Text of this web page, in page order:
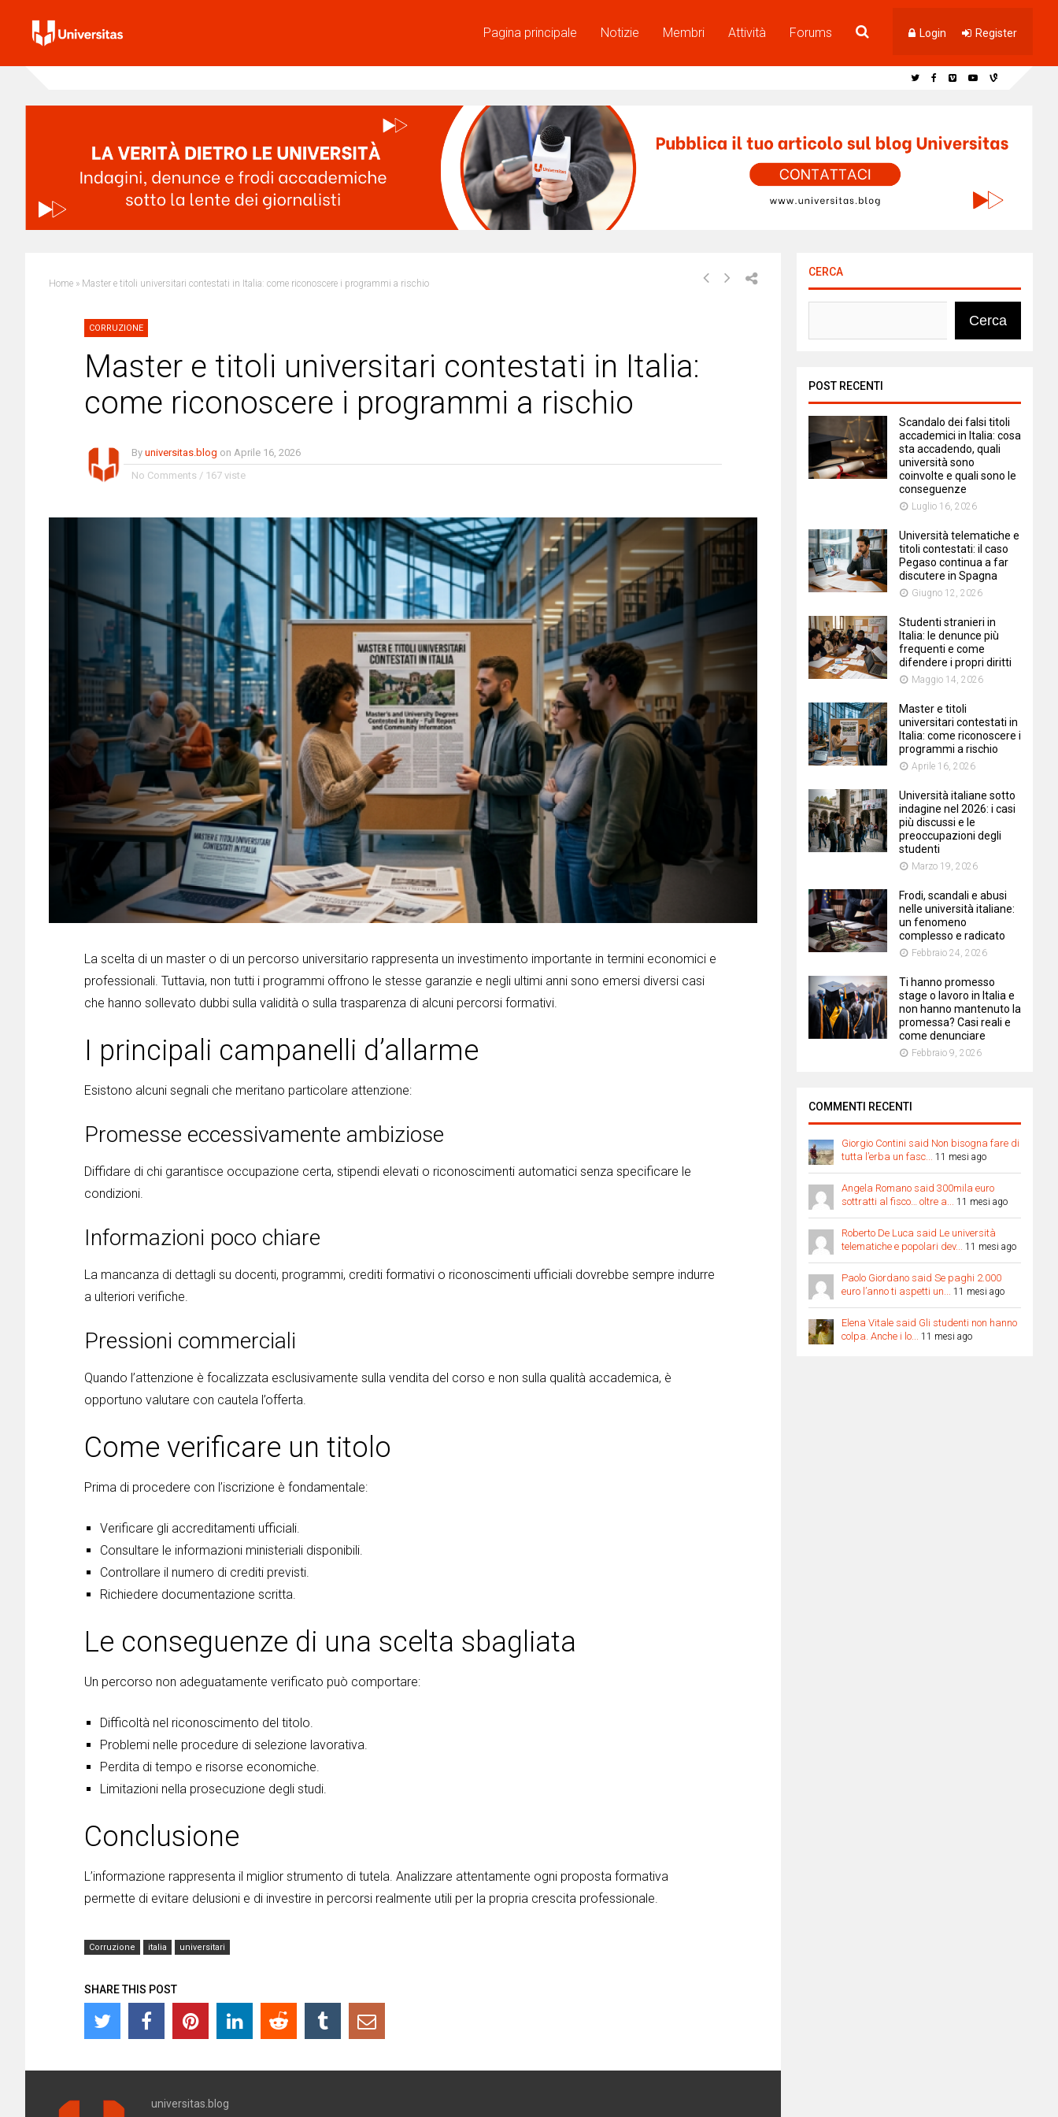
Pagina principale Notizie Membri Attività Forums Login Register
Home » Master e titoli universitari contestati in Italia: come riconoscere i programmi a rischio
CORRUZIONE
Master e titoli universitari contestati in Italia:
come riconoscere i programmi a rischio
By universitas.blog on Aprile 16, 2026
No Comments / 167 viste
La scelta di un master o di un percorso universitario rappresenta un investimento importante in termini economici e
professionali. Tuttavia, non tutti i programmi offrono le stesse garanzie e negli ultimi anni sono emersi diversi casi
che hanno sollevato dubbi sulla validità o sulla trasparenza di alcuni percorsi formativi.
I principali campanelli d’allarme
Esistono alcuni segnali che meritano particolare attenzione:
Promesse eccessivamente ambiziose
Diffidare di chi garantisce occupazione certa, stipendi elevati o riconoscimenti automatici senza specificare le
condizioni.
Informazioni poco chiare
La mancanza di dettagli su docenti, programmi, crediti formativi o riconoscimenti ufficiali dovrebbe sempre indurre
a ulteriori verifiche.
Pressioni commerciali
Quando l’attenzione è focalizzata esclusivamente sulla vendita del corso e non sulla qualità accademica, è
opportuno valutare con cautela l’offerta.
Come verificare un titolo
Prima di procedere con l’iscrizione è fondamentale:
Verificare gli accreditamenti ufficiali.
Consultare le informazioni ministeriali disponibili.
Controllare il numero di crediti previsti.
Richiedere documentazione scritta.
Le conseguenze di una scelta sbagliata
Un percorso non adeguatamente verificato può comportare:
Difficoltà nel riconoscimento del titolo.
Problemi nelle procedure di selezione lavorativa.
Perdita di tempo e risorse economiche.
Limitazioni nella prosecuzione degli studi.
Conclusione
L’informazione rappresenta il miglior strumento di tutela. Analizzare attentamente ogni proposta formativa
permette di evitare delusioni e di investire in percorsi realmente utili per la propria crescita professionale.
Corruzione italia universitari
SHARE THIS POST
universitas.blog
CERCA
Cerca
POST RECENTI
Scandalo dei falsi titoli
accademici in Italia: cosa
sta accadendo, quali
università sono
coinvolte e quali sono le
conseguenze
Luglio 16, 2026
Università telematiche e
titoli contestati: il caso
Pegaso continua a far
discutere in Spagna
Giugno 12, 2026
Studenti stranieri in
Italia: le denunce più
frequenti e come
difendere i propri diritti
Maggio 14, 2026
Master e titoli
universitari contestati in
Italia: come riconoscere i
programmi a rischio
Aprile 16, 2026
Università italiane sotto
indagine nel 2026: i casi
più discussi e le
preoccupazioni degli
studenti
Marzo 19, 2026
Frodi, scandali e abusi
nelle università italiane:
un fenomeno
complesso e radicato
Febbraio 24, 2026
Ti hanno promesso
stage o lavoro in Italia e
non hanno mantenuto la
promessa? Casi reali e
come denunciare
Febbraio 9, 2026
COMMENTI RECENTI
Giorgio Contini said Non bisogna fare di
tutta l’erba un fasc... 11 mesi ago
Angela Romano said 300mila euro
sottratti al fisco… oltre a... 11 mesi ago
Roberto De Luca said Le università
telematiche e popolari dev... 11 mesi ago
Paolo Giordano said Se paghi 2.000
euro l’anno ti aspetti un... 11 mesi ago
Elena Vitale said Gli studenti non hanno
colpa. Anche i lo... 11 mesi ago